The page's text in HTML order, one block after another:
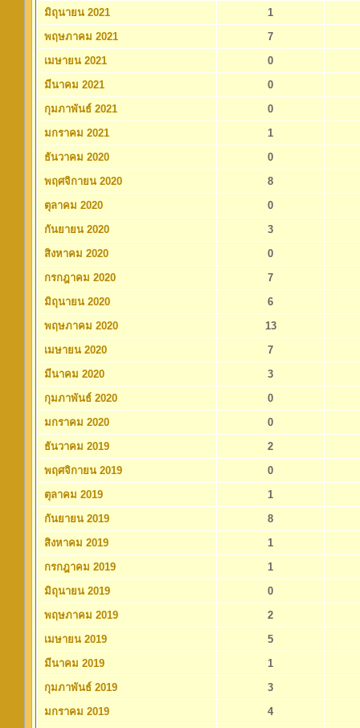
มิถุนายน 2021
1
พฤษภาคม 2021
7
เมษายน 2021
0
มีนาคม 2021
0
กุมภาพันธ์ 2021
0
มกราคม 2021
1
ธันวาคม 2020
0
พฤศจิกายน 2020
8
ตุลาคม 2020
0
กันยายน 2020
3
สิงหาคม 2020
0
กรกฎาคม 2020
7
มิถุนายน 2020
6
พฤษภาคม 2020
13
เมษายน 2020
7
มีนาคม 2020
3
กุมภาพันธ์ 2020
0
มกราคม 2020
0
ธันวาคม 2019
2
พฤศจิกายน 2019
0
ตุลาคม 2019
1
กันยายน 2019
8
สิงหาคม 2019
1
กรกฎาคม 2019
1
มิถุนายน 2019
0
พฤษภาคม 2019
2
เมษายน 2019
5
มีนาคม 2019
1
กุมภาพันธ์ 2019
3
มกราคม 2019
4